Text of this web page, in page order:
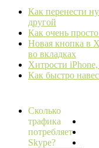
Как перенести
другой
Как очень
Новая кнопка в
во вкладках
Хитрости
Как быстро
Сколько
трафика
потребляет
Skype?